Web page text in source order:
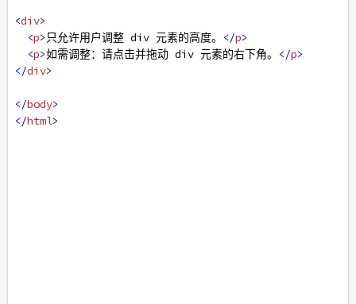
<div>
<p> 只允许用户调整 div 元素的高度。 </p>
<p>如需调整：请点击并拖动 div 元素的右下角。 </p>
</div>
</body>
</html>